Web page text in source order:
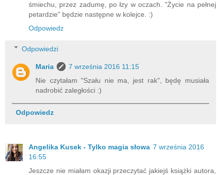
śmiechu, przez zadumę, po łzy w oczach. "Życie na pełnej
petardzie" będzie następne w kolejce. :)
Odpowiedz
Odpowiedzi
Maria
7 września 2016 11:15
Nie czytałam "Szału nie ma, jest rak", będę musiała
nadrobić zaległości :)
Odpowiedz
Angelika Kusek - Tylko magia słowa 7 września 2016
16:55
Jeszcze nie miałam okazji przeczytać jakiejś książki autora,